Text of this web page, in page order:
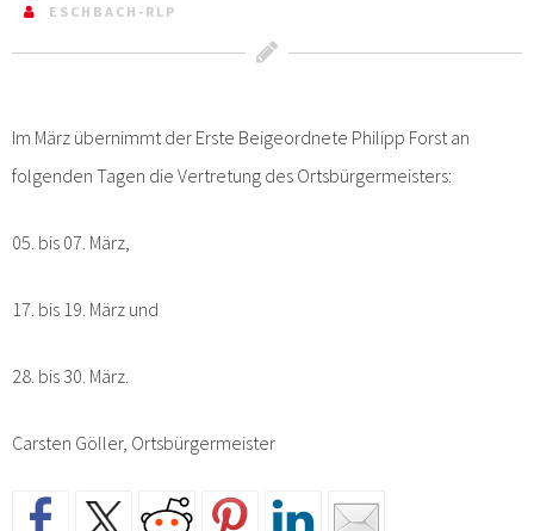
ESCHBACH-RLP
Im März übernimmt der Erste Beigeordnete Philipp Forst an
folgenden Tagen die Vertretung des Ortsbürgermeisters:
05. bis 07. März,
17. bis 19. März und
28. bis 30. März.
Carsten Göller, Ortsbürgermeister